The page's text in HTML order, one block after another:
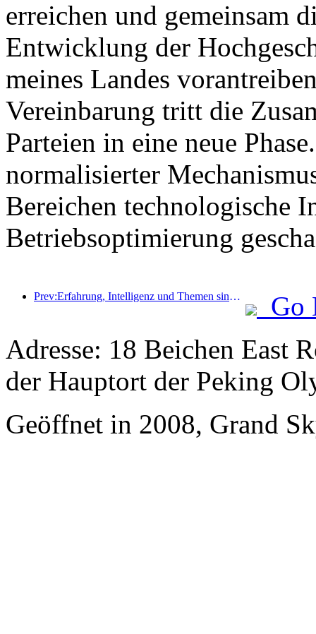
erreichen und gemeinsam
Entwicklung der
meines Landes
Vereinbarung tritt die
Parteien in eine neue
normalisierter
Bereichen technologische
Betriebsoptimierung
Prev:Erfahrung, Intelligenz und Themen sind die Lösungen für Hotels in der neuen Ära
Go
Adresse: 18 Beichen East
der Hauptort der Peking
Geöffnet in 2008, Grand